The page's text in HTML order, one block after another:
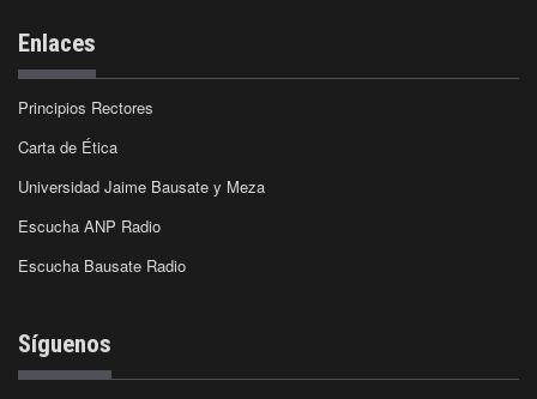
Enlaces
Principios Rectores
Carta de Ética
Universidad Jaime Bausate y Meza
Escucha ANP Radio
Escucha Bausate Radio
Síguenos